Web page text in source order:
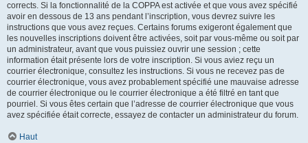
corrects. Si la fonctionnalité de la COPPA est activée et que vous avez spécifié
avoir en dessous de 13 ans pendant l’inscription, vous devrez suivre les
instructions que vous avez reçues. Certains forums exigeront également que
les nouvelles inscriptions doivent être activées, soit par vous-même ou soit par
un administrateur, avant que vous puissiez ouvrir une session ; cette
information était présente lors de votre inscription. Si vous aviez reçu un
courrier électronique, consultez les instructions. Si vous ne recevez pas de
courrier électronique, vous avez probablement spécifié une mauvaise adresse
de courrier électronique ou le courrier électronique a été filtré en tant que
pourriel. Si vous êtes certain que l’adresse de courrier électronique que vous
avez spécifiée était correcte, essayez de contacter un administrateur du forum.
Haut